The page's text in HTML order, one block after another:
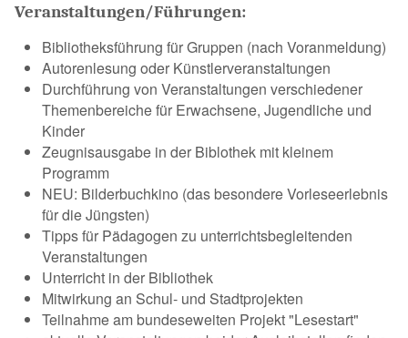
Veranstaltungen/Führungen:
Bibliotheksführung für Gruppen (nach Voranmeldung)
Autorenlesung oder Künstlerveranstaltungen
Durchführung von Veranstaltungen verschiedener
Themenbereiche für Erwachsene, Jugendliche und
Kinder
Zeugnisausgabe in der Biblothek mit kleinem
Programm
NEU: Bilderbuchkino (das besondere Vorleseerlebnis
für die Jüngsten)
Tipps für Pädagogen zu unterrichtsbegleitenden
Veranstaltungen
Unterricht in der Bibliothek
Mitwirkung an Schul- und Stadtprojekten
Teilnahme am bundeseweiten Projekt "Lesestart"